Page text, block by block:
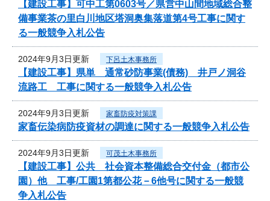
【建設工事】可中工第0603号／県営中山間地域総合整
備事業茶の里白川地区塔洞奥集落道第4号工事に関す
る一般競争入札公告
2024年9月3日更新 下呂土木事務所
【建設工事】県単 通常砂防事業(債務) 井戸ノ洞谷
流路工 工事に関する一般競争入札公告
2024年9月3日更新 家畜防疫対策課
家畜伝染病防疫資材の調達に関する一般競争入札公告
2024年9月3日更新 可茂土木事務所
【建設工事】公共 社会資本整備総合交付金（都市公
園）他 工事/工園1第都公花－6他号に関する一般競
争入札公告